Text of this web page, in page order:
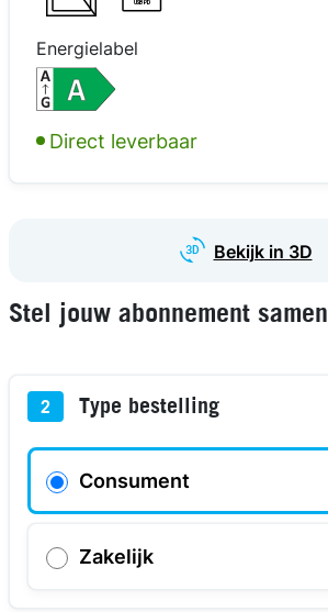
in 3D
in 3D
in 3D
USB PD
Energielabel
Direct leverbaar
Bekijk in 3D
Stel jouw abonnement samen
2 Type bestelling
Consument
Zakelijk